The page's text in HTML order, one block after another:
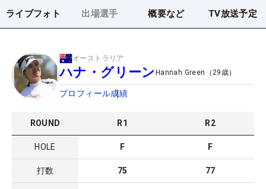
ライブフォト 出場選手 概要など TV放送予定
オーストラリア
ハナ・グリーン Hannah Green （ 29 歳）
プロフィール成績
ROUND R1 R2
HOLE F F
打数 75 77